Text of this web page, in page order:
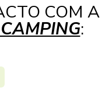
COM A
: